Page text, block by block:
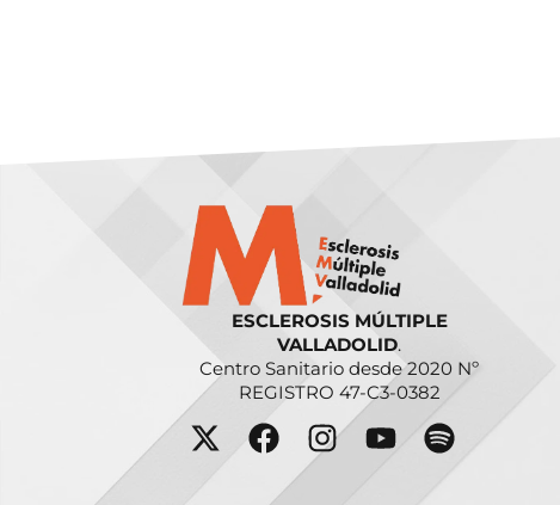
ESCLEROSIS MÚLTIPLE
VALLADOLID.
Centro Sanitario desde 2020 Nº
REGISTRO 47-C3-0382